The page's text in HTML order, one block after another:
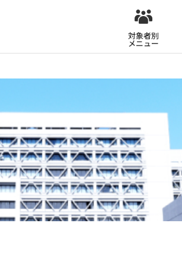
対象者別
メニュー